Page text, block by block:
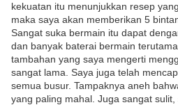
kekuatan itu menunjukkan resep
maka saya akan memberikan 5
Sangat suka bermain itu dapat
dan banyak baterai bermain
tambahan yang saya mengerti
sangat lama. Saya juga telah
semua busur. Tampaknya aneh
yang paling mahal. Juga sangat